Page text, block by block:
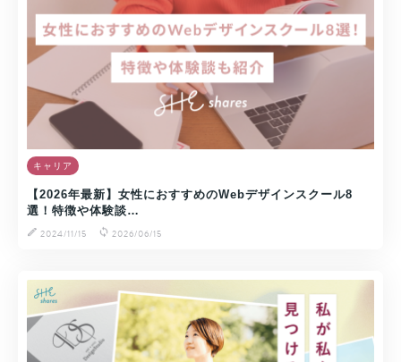
キャリア
【2026年最新】女性におすすめのWebデザインスクール8
選！特徴や体験談…
2024/11/15
2026/06/15